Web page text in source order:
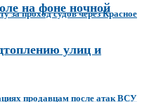
на фоне ночной
улиц и
за проход судов через Красное
продавцам после атак ВСУ